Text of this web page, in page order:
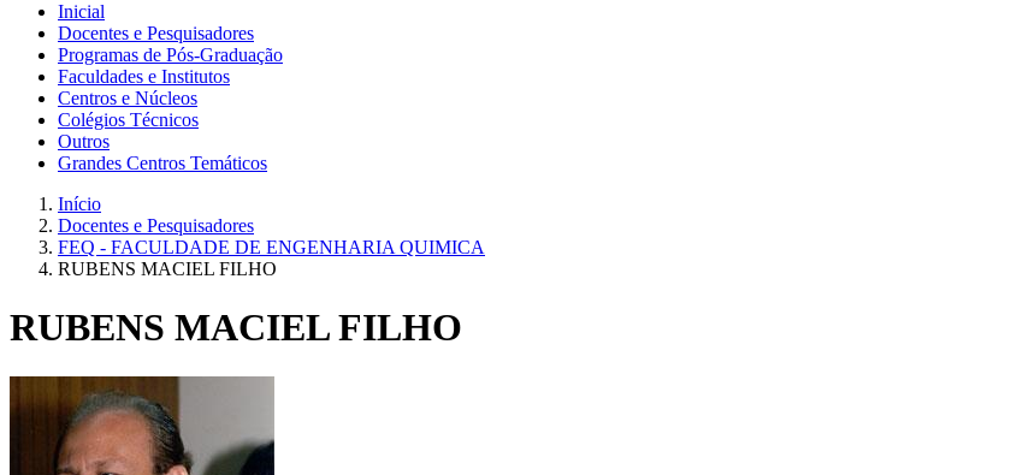
Inicial
Docentes e Pesquisadores
Programas de Pós-Graduação
Faculdades e Institutos
Centros e Núcleos
Colégios Técnicos
Outros
Grandes Centros Temáticos
Início
Docentes e Pesquisadores
FEQ - FACULDADE DE ENGENHARIA QUIMICA
RUBENS MACIEL FILHO
RUBENS MACIEL FILHO